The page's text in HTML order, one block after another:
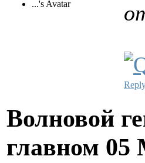
Волновой
главном 05